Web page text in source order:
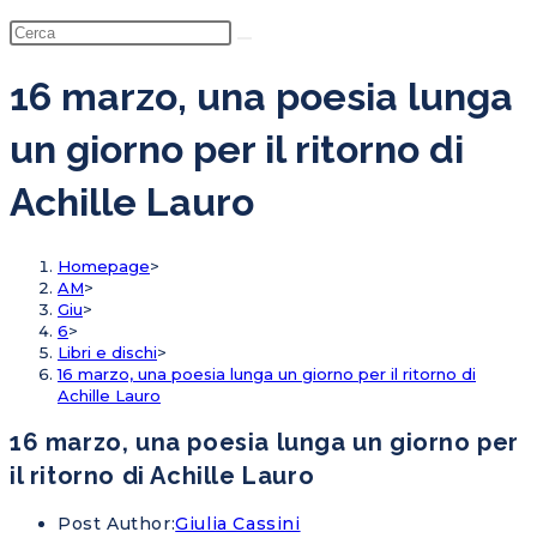
16 marzo, una poesia lunga
un giorno per il ritorno di
Achille Lauro
Homepage>
AM>
Giu>
6>
Libri e dischi>
16 marzo, una poesia lunga un giorno per il ritorno di
Achille Lauro
16 marzo, una poesia lunga un giorno per
il ritorno di Achille Lauro
Post Author:Giulia Cassini